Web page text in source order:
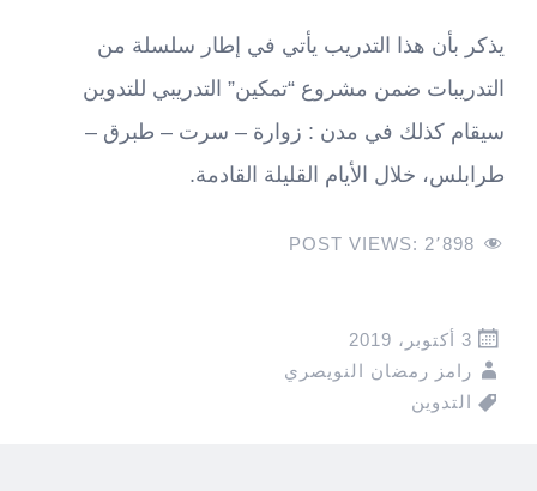
يذكر بأن هذا التدريب يأتي في إطار سلسلة من
التدريبات ضمن مشروع “تمكين” التدريبي للتدوين
سيقام كذلك في مدن : زوارة – سرت – طبرق –
طرابلس، خلال الأيام القليلة القادمة.
POST VIEWS: 2٬898
3 أكتوبر، 2019
رامز رمضان النويصري
التدوين